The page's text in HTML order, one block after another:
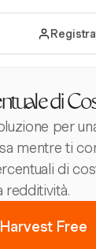
di
per
mentre ti
di
redditività.
Free